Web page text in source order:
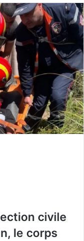
civile
le corps